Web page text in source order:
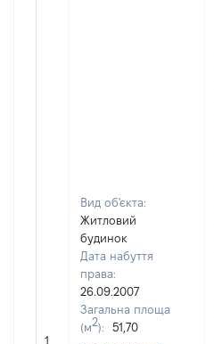
1
Вид об'єкта:
Житловий
будинок
Дата набуття
права:
26.09.2007
Загальна площа
(м2):
51,70